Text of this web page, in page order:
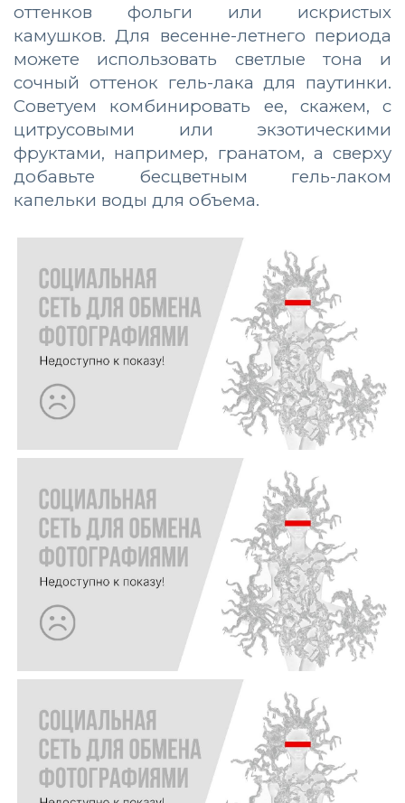
оттенков фольги или искристых
камушков. Для весенне-летнего периода
можете использовать светлые тона и
сочный оттенок гель-лака для паутинки.
Советуем комбинировать ее, скажем, с
цитрусовыми или экзотическими
фруктами, например, гранатом, а сверху
добавьте бесцветным гель-лаком
капельки воды для объема.